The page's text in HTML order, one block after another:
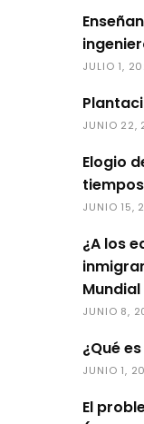
JULIO 1,
JUNIO 22,
Elogio
JUNIO 15,
¿A los
JUNIO 8,
¿Qué
JUNIO 1,
El